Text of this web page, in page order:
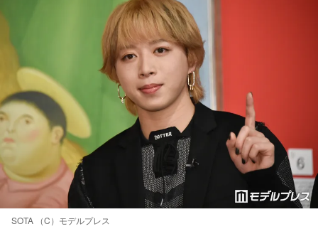
SOTA （C）モデルプレス